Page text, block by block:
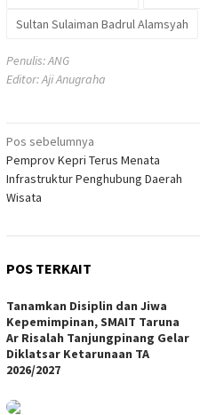
Sultan Sulaiman Badrul Alamsyah
Penulis: ANG
Editor: Aji Anugraha
Navigasi
pos
Pos sebelumnya
Pemprov Kepri Terus Menata
Infrastruktur Penghubung Daerah
Wisata
POS TERKAIT
Tanamkan Disiplin dan Jiwa
Kepemimpinan, SMAIT Taruna
Ar Risalah Tanjungpinang Gelar
Diklatsar Ketarunaan TA
2026/2027